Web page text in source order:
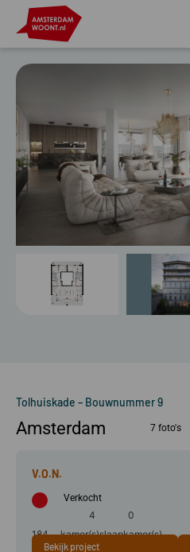
Tolhuiskade – Bouwnummer 9
Amsterdam 7 foto's
Verkocht
184
4
kamer(s)
0
slaapkamer(s)
Bekijk project